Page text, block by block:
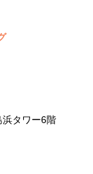
タワー6階